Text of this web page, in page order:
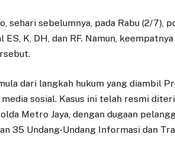
sehari sebelumnya, pada Rabu (2/7),
ES, K, DH, dan RF. Namun,
dari langkah hukum yang diambil
sosial. Kasus ini telah resmi
Metro Jaya, dengan dugaan
35 Undang-Undang Informasi dan